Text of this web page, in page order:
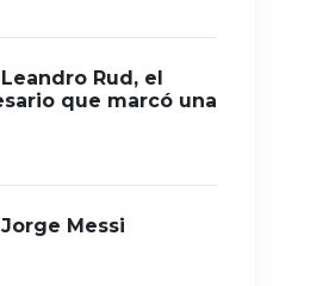
Rud, el
que marcó una
Messi